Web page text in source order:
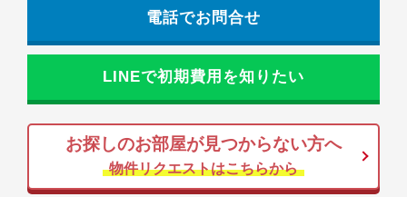
電話でお問合せ
LINEで初期費用を知りたい
お探しのお部屋が見つからない方へ
物件リクエストはこちらから